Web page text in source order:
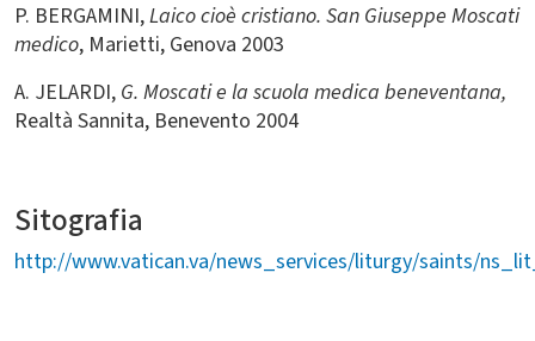
P. BERGAMINI,Laico cioè cristiano. San Giuseppe Moscati
medico, Marietti, Genova 2003
A. JELARDI, G. Moscati e la scuola medica beneventana,
Realtà Sannita, Benevento 2004
Sitografia
http://www.vatican.va/news_services/liturgy/saints/